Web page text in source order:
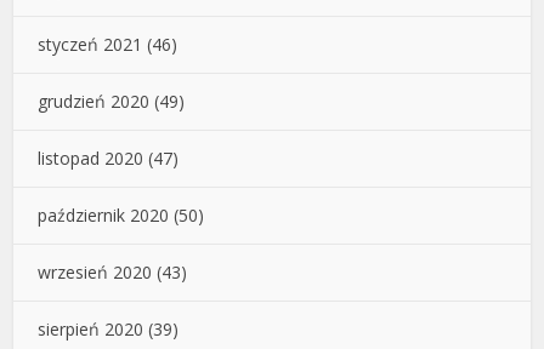
styczeń 2021 (46)
grudzień 2020 (49)
listopad 2020 (47)
październik 2020 (50)
wrzesień 2020 (43)
sierpień 2020 (39)